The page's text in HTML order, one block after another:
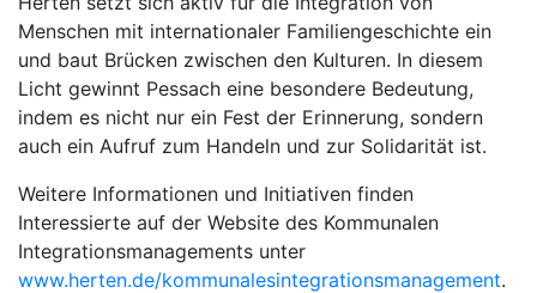
Menschen mit internationaler Familiengeschichte ein
und baut Brücken zwischen den Kulturen. In diesem
Licht gewinnt Pessach eine besondere Bedeutung,
indem es nicht nur ein Fest der Erinnerung, sondern
auch ein Aufruf zum Handeln und zur Solidarität ist.
Weitere Informationen und Initiativen finden
Interessierte auf der Website des Kommunalen
Integrationsmanagements unter
www.herten.de/kommunalesintegrationsmanagement.